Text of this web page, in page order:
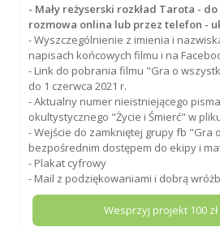
- Mały reżyserski rozkład Tarota -
rozmowa onlina lub przez telefon -
- Wyszczególnienie z imienia i
napisach końcowych filmu i na
- Link do pobrania filmu "Gra o
do 1 czerwca 2021 r.
- Aktualny numer nieistniejącego
okultystycznego "Życie i Śmierć" w
- Wejście do zamkniętej grupy fb "Gra
bezpośrednim dostępem do ekipy i
- Plakat cyfrowy
- Mail z podziękowaniami i dobrą
Wesprzyj projekt 100